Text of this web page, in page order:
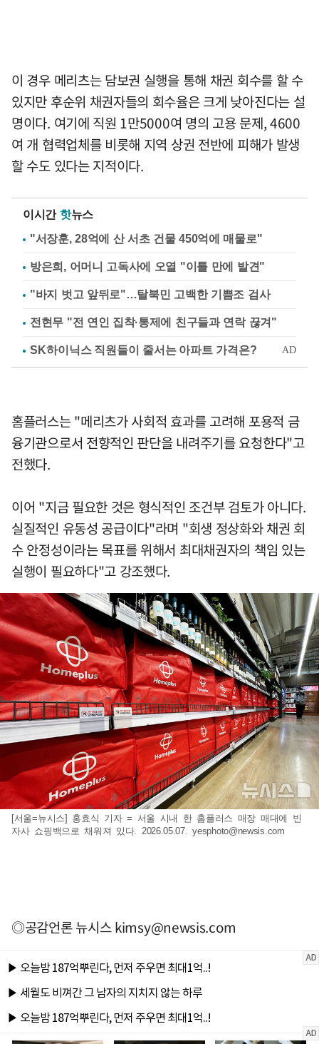
이 경우 메리츠는 담보권 실행을 통해 채권 회수를 할 수
있지만 후순위 채권자들의 회수율은 크게 낮아진다는 설
명이다. 여기에 직원 1만5000여 명의 고용 문제, 4600
여 개 협력업체를 비롯해 지역 상권 전반에 피해가 발생
할 수도 있다는 지적이다.
이시간 핫뉴스
"서장훈, 28억에 산 서초 건물 450억에 매물로"
방은희, 어머니 고독사에 오열 "이틀 만에 발견"
"바지 벗고 앞뒤로"…탈북민 고백한 기쁨조 검사
전현무 "전 연인 집착·통제에 친구들과 연락 끊겨"
홈플러스는 "메리츠가 사회적 효과를 고려해 포용적 금
융기관으로서 전향적인 판단을 내려주기를 요청한다"고
전했다.
이어 "지금 필요한 것은 형식적인 조건부 검토가 아니다.
실질적인 유동성 공급이다"라며 "회생 정상화와 채권 회
수 안정성이라는 목표를 위해서 최대채권자의 책임 있는
실행이 필요하다"고 강조했다.
[서울=뉴시스] 홍효식 기자 = 서울 시내 한 홈플러스 매장 매대에 빈
자사 쇼핑백으로 채워져 있다. 2026.05.07.yesphoto@newsis.com
◎공감언론 뉴시스kimsy@newsis.com